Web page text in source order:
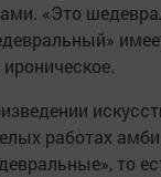
«Это
работах
то